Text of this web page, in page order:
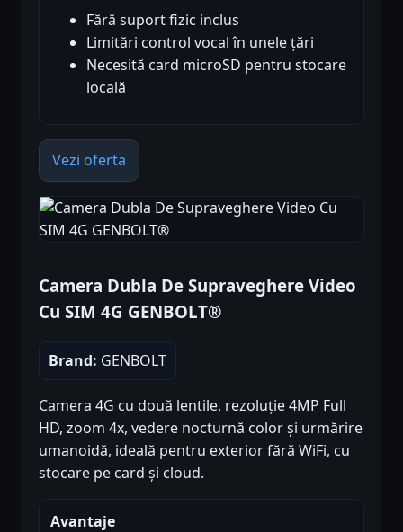
Fără suport fizic inclus
Limitări control vocal în unele țări
Necesită card microSD pentru stocare
locală
Vezi oferta
Camera Dubla De Supraveghere Video
Cu SIM 4G GENBOLT®
Brand: GENBOLT
Camera 4G cu două lentile, rezoluție 4MP Full
HD, zoom 4x, vedere nocturnă color și urmărire
umanoidă, ideală pentru exterior fără WiFi, cu
stocare pe card și cloud.
Avantaje